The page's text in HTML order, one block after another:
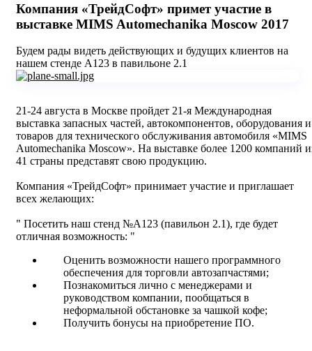
Компания «ТрейдСофт» примет участие в
выставке MIMS Automechanika Moscow 2017
Будем рады видеть действующих и будущих клиентов на
нашем стенде А123 в павильоне 2.1
21-24 августа в Москве пройдет 21-я Международная
выставка запасных частей, автокомпонентов, оборудования и
товаров для технического обслуживания автомобиля «MIMS
Automechanika Moscow». На выставке более 1200 компаний
41 страны представят свою продукцию.
Компания «ТрейдСофт» принимает участие и приглашает
всех желающих:
Посетить наш стенд №А123 (павильон 2.1), где будет
отличная возможность:
Оценить возможности нашего программного
обеспечения для торговли автозапчастями;
Познакомиться лично с менеджерами и
руководством компании, пообщаться в
неформальной обстановке за чашкой кофе;
Получить бонусы на приобретение ПО.